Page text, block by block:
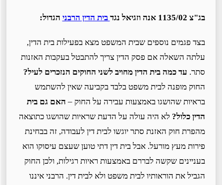
בג"צ 1135/02 אנה וזגיאל נגד בית הדין הרבניהגדול:
בצד פגמים נוספים שבית המשפט מצא בפעילות בית הדין,
עלתה השאלה אם פסק הדין צריך להתבטל בעקבות האזנות
סתר.עד כמה בית הדין מחויב לשני החוקים הנזכרים לעיל?
החוק מופנה לבית משפט בלבד בקביעה שאין להשתמש
בראיות שהושגו באמצעות עבירה על החוק –האם גם בית
הדין כלול?לא היה עולה על הדעת שראיות שהושגו כתוצאה
מהפרת חוק האזנת סתר יוגשו לבית דין לעבודה, זה בבחינת
פירות מעץ מורעל. אבל בית דין דתי טוען שעצם עיסוקו הוא
בעניינים שקשה לבררם באמצעות ראיות רגילות, ולכן החוק
הגביל את הוראותיו לבית משפט ולא לבית דין. הרבני איננו